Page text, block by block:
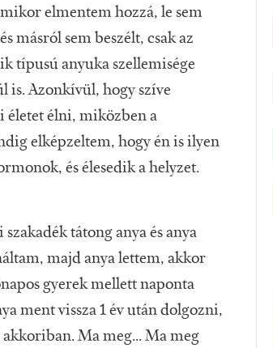
elmentem hozzá, le sem
másról sem beszélt, csak az
típusú anyuka szellemisége
is. Azonkívül, hogy szíve
életet élni, miközben a
elképzeltem, hogy én is ilyen
és élesedik a helyzet.
tátong anya és anya
majd anya lettem, akkor
gyerek mellett naponta
ment vissza 1 év után dolgozni,
Ma meg... Ma meg